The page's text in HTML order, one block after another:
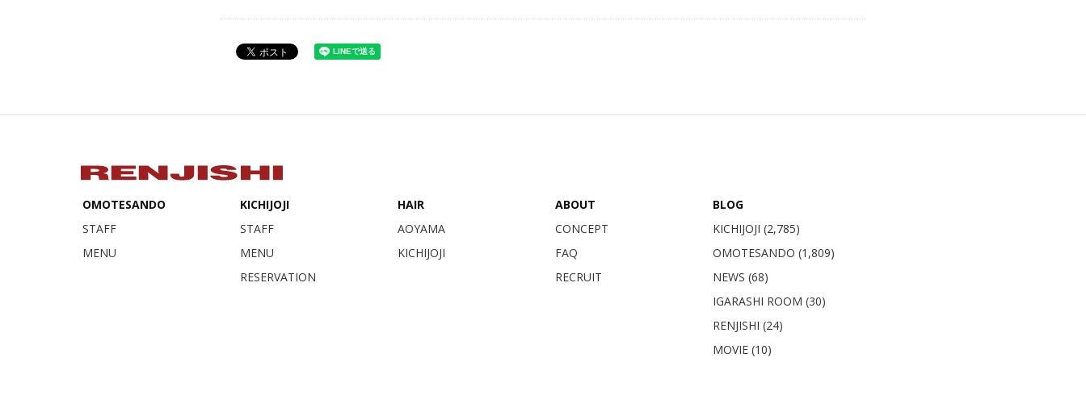
OMOTESANDO
STAFF
MENU
KICHIJOJI
STAFF
MENU
RESERVATION
HAIR
AOYAMA
KICHIJOJI
ABOUT
CONCEPT
FAQ
RECRUIT
BLOG
KICHIJOJI (2,785)
OMOTESANDO (1,809)
NEWS (68)
IGARASHI ROOM (30)
RENJISHI (24)
MOVIE (10)